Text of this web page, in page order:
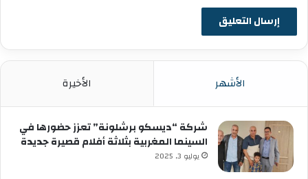
الأشهر الأخيرة
شركة “ديسكو برشلونة” تعزز حضورها في
السينما المغربية بثلاثة أفلام قصيرة جديدة
يوليو 3, 2025